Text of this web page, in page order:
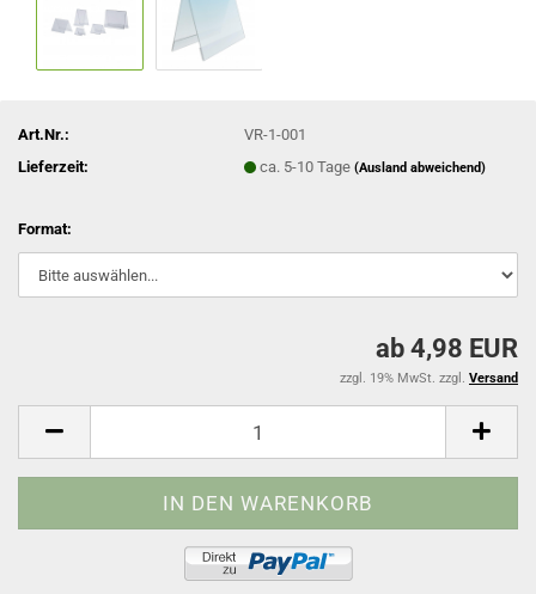
Art.Nr.:
VR-1-001
Lieferzeit:
ca. 5-10 Tage(Ausland abweichend)
Format:
ab 4,98 EUR
zzgl. 19% MwSt. zzgl. Versand